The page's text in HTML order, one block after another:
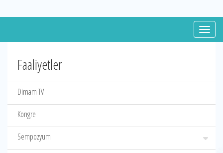
Faaliyetler
Dimam TV
Kongre
Sempozyum